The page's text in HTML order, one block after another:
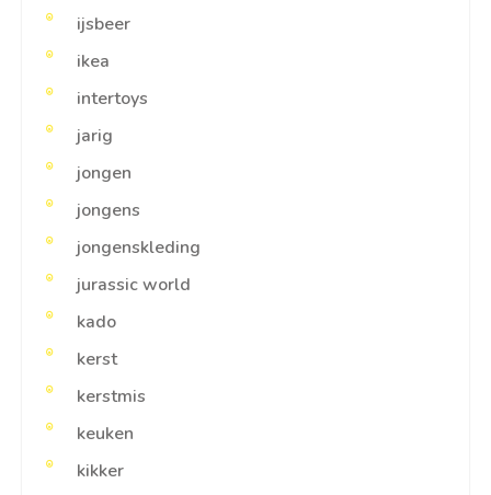
ijsbeer
ikea
intertoys
jarig
jongen
jongens
jongenskleding
jurassic world
kado
kerst
kerstmis
keuken
kikker